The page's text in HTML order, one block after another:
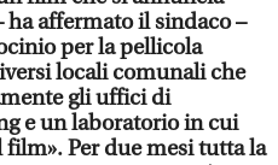
affermato il sindaco –
per la pellicola
locali comunali che
gli uffici di
e un laboratorio in cui
film». Per due mesi tutta la